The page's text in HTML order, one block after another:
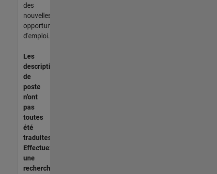
des
nouvelles
opportunités
d'emploi.
Les
descriptions
de
poste
n’ont
pas
toutes
été
traduites.
Effectuez
une
recherche